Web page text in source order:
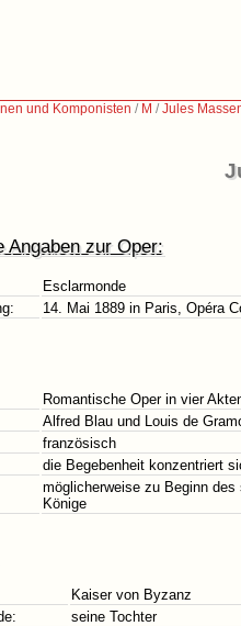
und Komponisten / M /Jules
Angaben zur Oper:
Esclarmonde
14. Mai 1889 in Paris, Opéra
Romantische Oper in vier
Alfred Blau und Louis de
französisch
die Begebenheit konzentriert
möglicherweise zu Beginn
Könige
Kaiser von Byzanz
seine Tochter